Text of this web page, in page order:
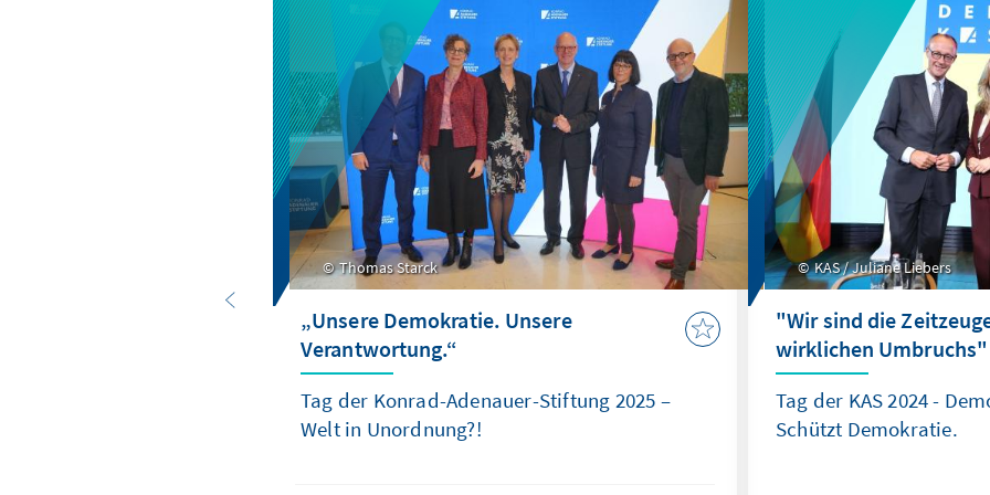
Thomas Starck
„Unsere Demokratie. Unsere
Verantwortung.“
Tag der Konrad-Adenauer-Stiftung 2025 –
Welt in Unordnung?!
KAS / Juliane Liebers
"Wir sind die
wirklichen Umbruchs"
Tag der KAS 2024 -
Schützt Demokratie.